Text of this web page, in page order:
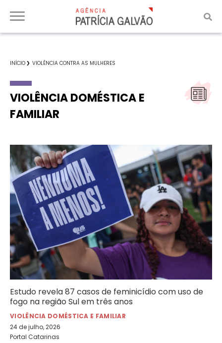
INÍCIO VIOLÊNCIA CONTRA AS MULHERES
VIOLÊNCIA DOMÉSTICA E
FAMILIAR
Estudo revela 87 casos de feminicídio com uso de
fogo na região Sul em três anos
VIOLÊNCIA DOMÉSTICA E FAMILIAR
24 de julho, 2026
Portal Catarinas